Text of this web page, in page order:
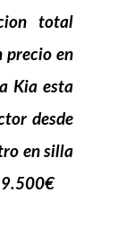
total
precio en
Kia esta
desde
en silla